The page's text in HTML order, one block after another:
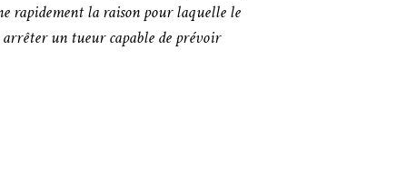
rapidement la raison pour laquelle le
arrêter un tueur capable de prévoir